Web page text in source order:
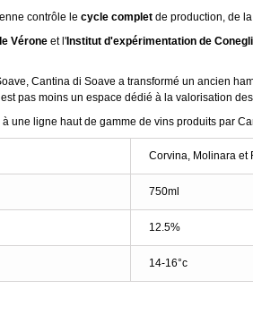
contrôle le cycle complet de production, de
Vérone et l' Institut d'expérimentation de
Cantina di Soave a transformé un ancien
pas moins un espace dédié à la valorisation
une ligne haut de gamme de vins produits par
Corvina, Molinara et
750ml
12.5%
14-16°c